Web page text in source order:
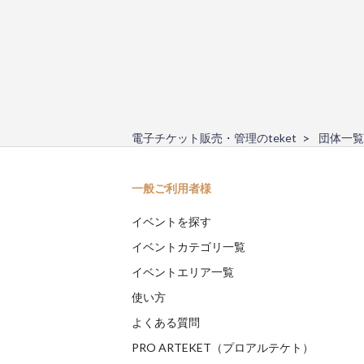
電子チケット販売・管理のteket 団体一覧
一般ご利用者様
イベントを探す
イベントカテゴリ一覧
イベントエリア一覧
使い方
よくある質問
PRO ARTEKET（プロアルテケト）